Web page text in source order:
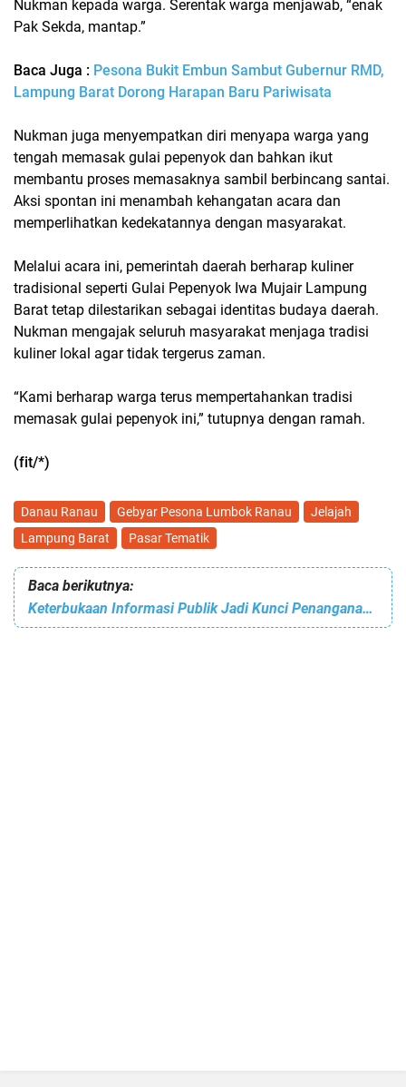
Nukman kepada warga. Serentak warga menjawab, “enak
Pak Sekda, mantap.”
Baca Juga : Pesona Bukit Embun Sambut Gubernur RMD,
Lampung Barat Dorong Harapan Baru Pariwisata
Nukman juga menyempatkan diri menyapa warga yang
tengah memasak gulai pepenyok dan bahkan ikut
membantu proses memasaknya sambil berbincang santai.
Aksi spontan ini menambah kehangatan acara dan
memperlihatkan kedekatannya dengan masyarakat.
Melalui acara ini, pemerintah daerah berharap kuliner
tradisional seperti Gulai Pepenyok Iwa Mujair Lampung
Barat tetap dilestarikan sebagai identitas budaya daerah.
Nukman mengajak seluruh masyarakat menjaga tradisi
kuliner lokal agar tidak tergerus zaman.
“Kami berharap warga terus mempertahankan tradisi
memasak gulai pepenyok ini,” tutupnya dengan ramah.
(fit/*)
Danau Ranau Gebyar Pesona Lumbok Ranau
Jelajah
Lampung Barat
Pasar Tematik
Baca berikutnya:
Keterbukaan Informasi Publik Jadi Kunci Penanganan Bencana Sumatera dan Aceh